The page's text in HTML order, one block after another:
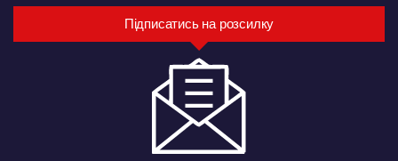
Підписатись на розсилку